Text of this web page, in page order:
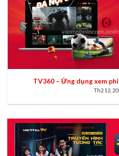
TV360 – Ứng dụng xem
Th2 12,